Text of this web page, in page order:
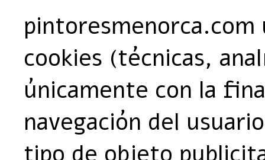
cookies (técnicas,
únicamente con la
navegación del